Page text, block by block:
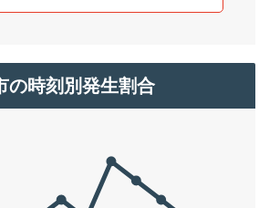
の時刻別発生割合